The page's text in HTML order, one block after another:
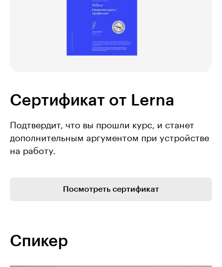
Сертификат от Lerna
Подтвердит, что вы прошли курс, и станет
дополнительным аргументом при устройстве
на работу.
Посмотреть сертификат
Спикер